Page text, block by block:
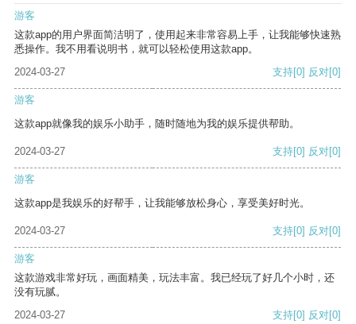
游客
这款app的用户界面简洁明了，使用起来非常容易上手，让我能够快速熟
悉操作。我不用看说明书，就可以轻松使用这款app。
2024-03-27
支持[0] 反对[0]
游客
这款app就像我的娱乐小助手，随时随地为我的娱乐提供帮助。
2024-03-27 支持[0] 反对[0]
游客
这款app是我娱乐的好帮手，让我能够放松身心，享受美好时光。
2024-03-27 支持[0] 反对[0]
游客
这款游戏非常好玩，画面精美，玩法丰富。我已经玩了好几个小时，还
没有玩腻。
2024-03-27
支持[0] 反对[0]